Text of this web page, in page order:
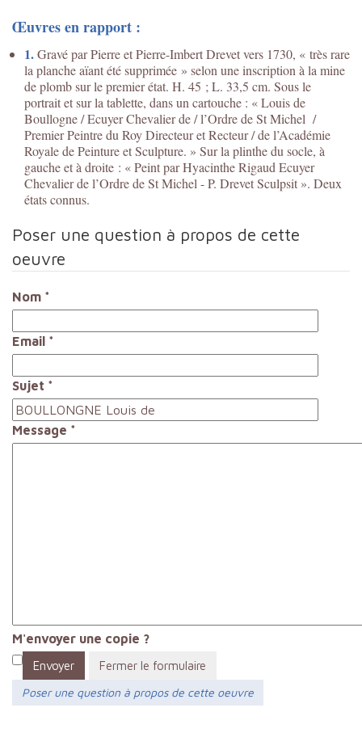
Œuvres en rapport :
1.Gravé par Pierre et Pierre-Imbert Drevet vers 1730, « très rare
la planche aïant été supprimée » selon une inscription à la mine
de plomb sur le premier état. H. 45 ; L. 33,5 cm. Sous le
portrait et sur la tablette, dans un cartouche : « Louis de
Boullogne / Ecuyer Chevalier de / l’Ordre de St Michel /
Premier Peintre du Roy Directeur et Recteur / de l’Académie
Royale de Peinture et Sculpture. » Sur la plinthe du socle, à
gauche et à droite : « Peint par Hyacinthe Rigaud Ecuyer
Chevalier de l’Ordre de St Michel - P. Drevet Sculpsit ». Deux
états connus.
Poser une question à propos de cette
oeuvre
Nom *
Email *
Sujet *
Message *
M'envoyer une copie ?
Envoyer
Fermer le formulaire
Poser une question à propos de cette oeuvre